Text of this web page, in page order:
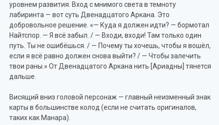
уровнем развития. Вход с мнимого света в темноту
лабиринта — вот суть Двенадцатого Аркана. Это
добровольное решение. «— Куда я должен идти? — бормотал
Найтспор. — Я всё забыл. / — Входи, входи! Там только один
путь. Ты не ошибёшься. / — Почему ты хочешь, чтобы я вошёл,
если я всё равно должен снова выйти? / — Чтобы залечить
твои раны.» От Двенадцатого Аркана нить [Ариадны] тянется
дальше.
Висящий вниз головой персонаж — главный неизменный знак
карты в большинстве колод (если не считать оригиналов,
таких как Манара).